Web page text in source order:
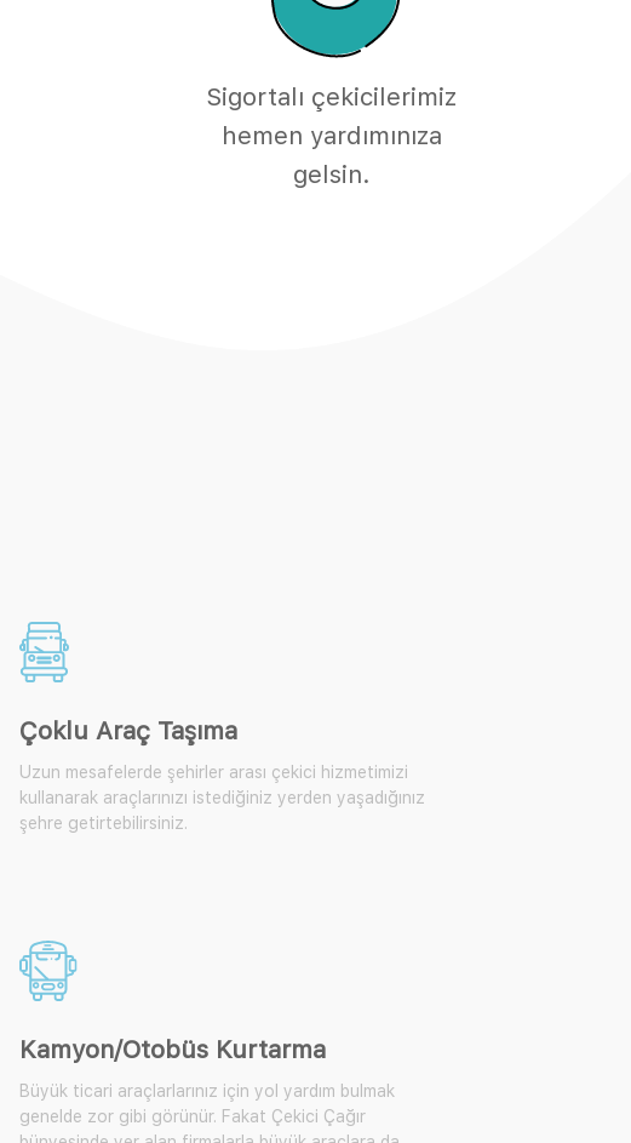
Sigortalı çekicilerimiz
hemen yardımınıza
gelsin.
Çoklu Araç Taşıma
Uzun mesafelerde şehirler arası çekici hizmetimizi
kullanarak araçlarınızı istediğiniz yerden yaşadığınız
şehre getirtebilirsiniz.
Kamyon/Otobüs Kurtarma
Büyük ticari araçlarlarınız için yol yardım bulmak
genelde zor gibi görünür. Fakat Çekici Çağır